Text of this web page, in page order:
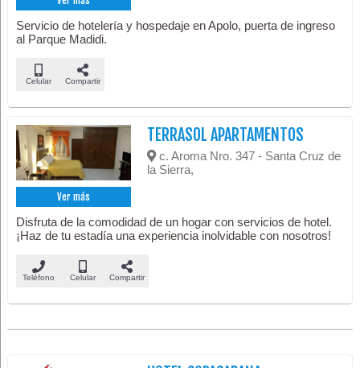
Servicio de hotelería y hospedaje en Apolo, puerta de ingreso
al Parque Madidi.
Celular Compartir
Ver más
TERRASOL APARTAMENTOS
c. Aroma Nro. 347 - Santa Cruz de
la Sierra,
Disfruta de la comodidad de un hogar con servicios de hotel.
¡Haz de tu estadía una experiencia inolvidable con nosotros!
Teléfono Celular Compartir